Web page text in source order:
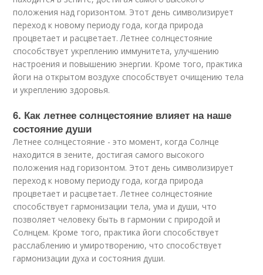
положения над горизонтом. Этот день символизирует
переход к новому периоду года, когда природа
процветает и расцветает. Летнее солнцестояние
способствует укреплению иммунитета, улучшению
настроения и повышению энергии. Кроме того, практика
йоги на открытом воздухе способствует очищению тела
и укреплению здоровья.
6. Как летнее солнцестояние влияет на наше
состояние души
Летнее солнцестояние - это момент, когда Солнце
находится в зените, достигая самого высокого
положения над горизонтом. Этот день символизирует
переход к новому периоду года, когда природа
процветает и расцветает. Летнее солнцестояние
способствует гармонизации тела, ума и души, что
позволяет человеку быть в гармонии с природой и
Солнцем. Кроме того, практика йоги способствует
расслаблению и умиротворению, что способствует
гармонизации духа и состояния души.